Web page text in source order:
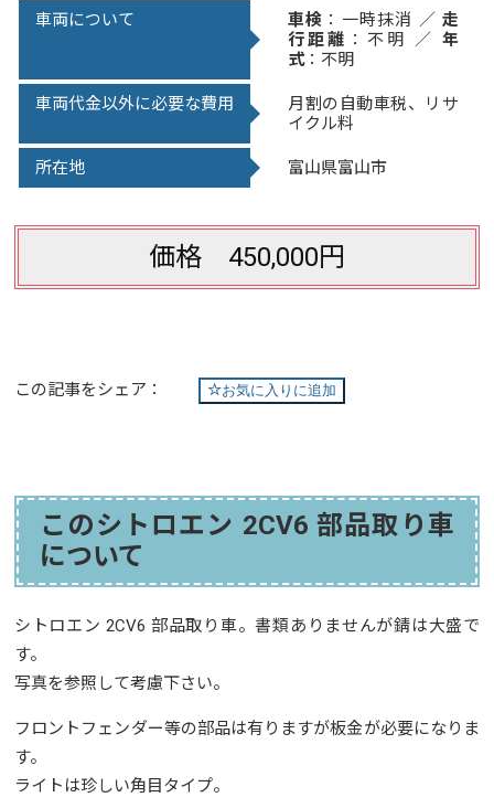
車両について 車検 ：一時抹消 ／走
行距離 ：不明 ／ 年
式：不明
車両代金以外に必要な費用
月割の自動車税、リサ
イクル料
所在地 富山県富山市
価格 450,000円
この記事をシェア： お気に入りに追加
このシトロエン 2CV6 部品取り車
について
シトロエン 2CV6 部品取り車。書類ありませんが錆は大盛で
す。
写真を参照して考慮下さい。
フロントフェンダー等の部品は有りますが板金が必要になりま
す。
ライトは珍しい角目タイプ。